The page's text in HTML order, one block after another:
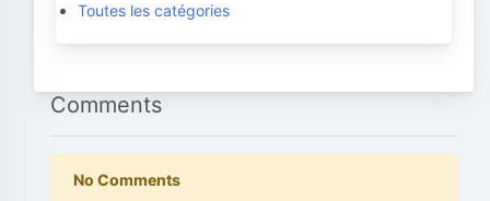
Toutes les catégories
Comments
No Comments